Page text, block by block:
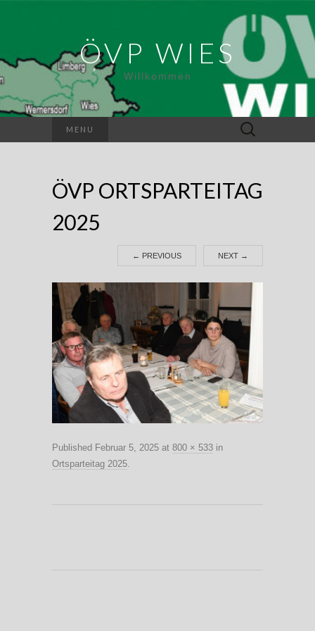
ÖVP WIES
Willkommen
MENU
Suchen
nach:
ÖVP ORTSPARTEITAG
2025
← PREVIOUS NEXT →
Published Februar 5, 2025 at 800 × 533 in
Ortsparteitag 2025